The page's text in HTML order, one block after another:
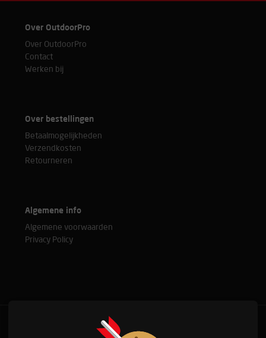
Over OutdoorPro
Over OutdoorPro
Contact
Werken bij
Over bestellingen
Betaalmogelijkheden
Verzendkosten
Retourneren
Algemene info
Algemene voorwaarden
Privacy Policy
Bel met onze experts